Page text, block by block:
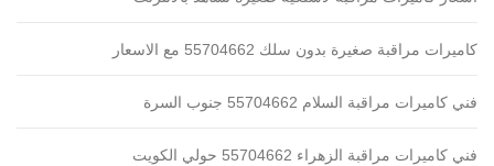
كاميرات مراقبة صغيرة بدون سلك 55704662 مع الاسعار
فني كاميرات مراقبة السلام 55704662 جنوب السرة
فني كاميرات مراقبة الزهراء 55704662 حولي الكويت